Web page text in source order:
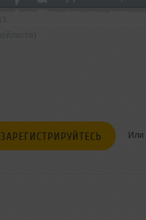
ЗАРЕГИСТРИРУЙТЕСЬ Или